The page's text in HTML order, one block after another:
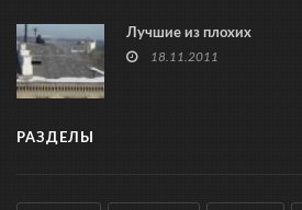
Лучшие из плохих
18.11.2011
РАЗДЕЛЫ